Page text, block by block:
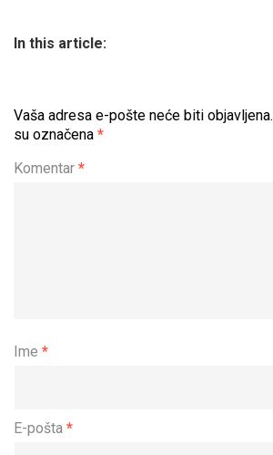
In this article:
Vaša adresa e-pošte neće biti objavljena.
su označena *
Komentar *
Ime *
E-pošta *